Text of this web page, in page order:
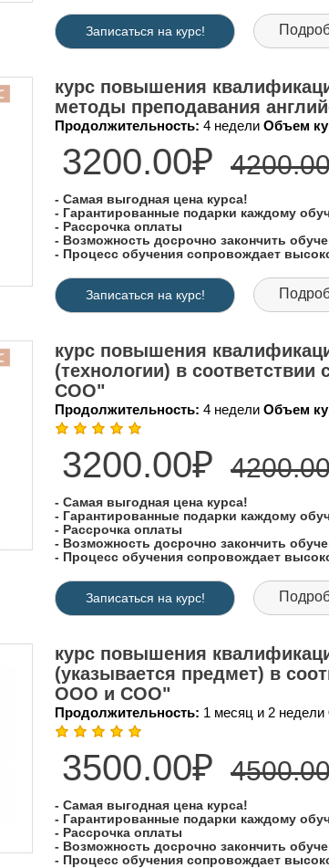
Записаться на курс!
курс повышения
методы преподавания
Продолжительность: 4 недели Объем
3200.00₽
- Самая выгодная цена курса!
- Гарантированные подарки каждому
- Рассрочка оплаты
- Возможность досрочно закончить
- Процесс обучения сопровождает
Записаться на курс!
курс повышения
(технологии) в
СОО"
Продолжительность: 4 недели Объем
3200.00₽
- Самая выгодная цена курса!
- Гарантированные подарки каждому
- Рассрочка оплаты
- Возможность досрочно закончить
- Процесс обучения сопровождает
Записаться на курс!
курс повышения
(указывается предмет) в
ООО и СОО"
Продолжительность: 1 месяц и 2 недели
3500.00₽
- Самая выгодная цена курса!
- Гарантированные подарки каждому
- Рассрочка оплаты
- Возможность досрочно закончить
- Процесс обучения сопровождает